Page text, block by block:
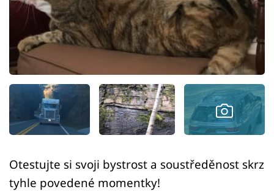
Videa
Sledujte prima+
Přihlášení
Sledujte nás
Otestujte si svoji bystrost a soustředěnost skrz
tyhle povedené momentky!